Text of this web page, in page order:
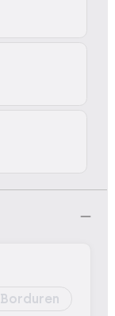
Borduren